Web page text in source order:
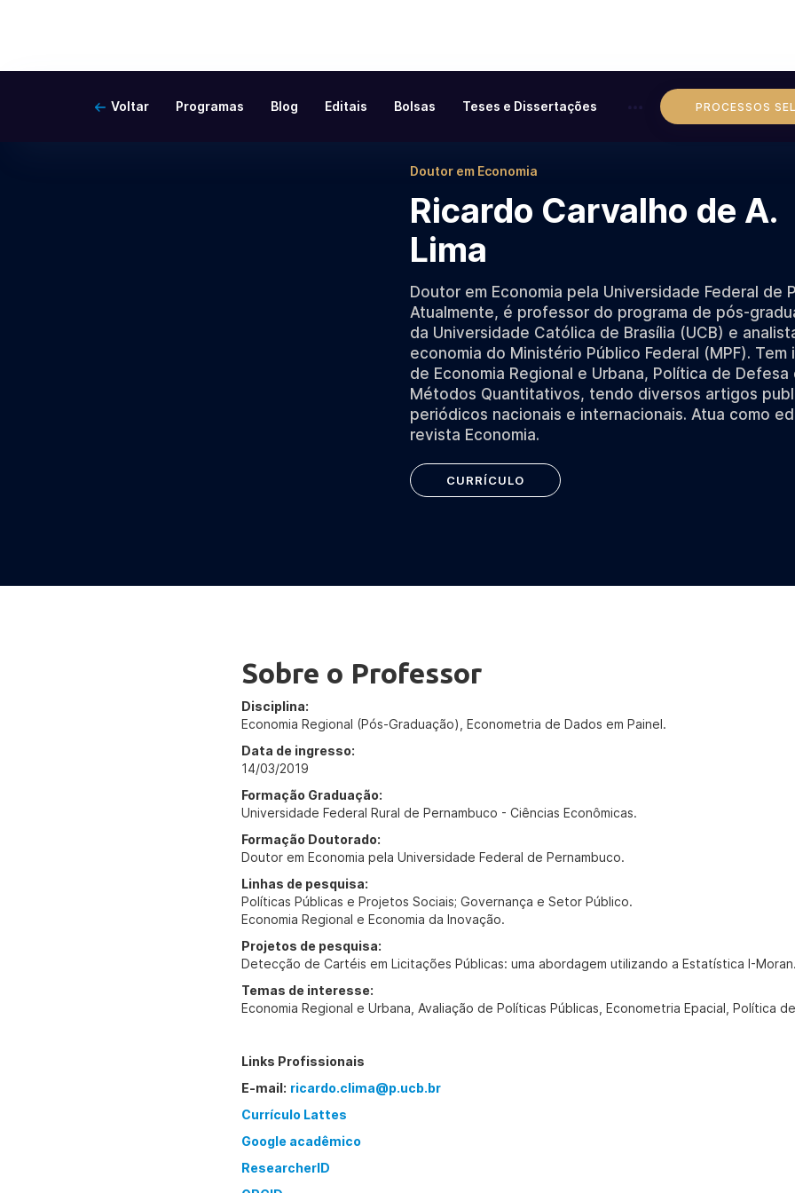
Voltar Programas Blog Editais Bolsas Teses e Dissertações PROCESSOS
Doutor em Economia
Ricardo Carvalho de A.
Lima
Doutor em Economia pela Universidade Federal de
Atualmente, é professor do programa de pós-
da Universidade Católica de Brasília (UCB) e
economia do Ministério Público Federal (MPF). Tem
de Economia Regional e Urbana, Política de
Métodos Quantitativos, tendo diversos artigos
periódicos nacionais e internacionais. Atua como
revista Economia.
CURRÍCULO
Sobre o Professor
Disciplina:
Economia Regional (Pós-Graduação), Econometria de Dados em Painel.
Data de ingresso:
14/03/2019
Formação Graduação:
Universidade Federal Rural de Pernambuco - Ciências Econômicas.
Formação Doutorado:
Doutor em Economia pela Universidade Federal de Pernambuco.
Linhas de pesquisa:
Políticas Públicas e Projetos Sociais; Governança e Setor Público.
Economia Regional e Economia da Inovação.
Projetos de pesquisa:
Detecção de Cartéis em Licitações Públicas: uma abordagem utilizando a Estatística I-Moran.
Temas de interesse:
Economia Regional e Urbana, Avaliação de Políticas Públicas, Econometria Epacial, Política
Links Profissionais
E-mail: ricardo.clima@p.ucb.br
Currículo Lattes
Google acadêmico
ResearcherID